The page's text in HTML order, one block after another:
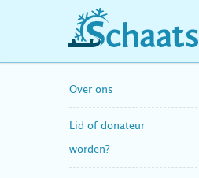
schaatshistorie.nl
Over ons
Lid of donateur
worden?